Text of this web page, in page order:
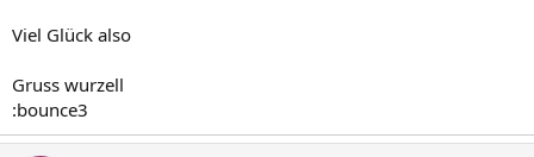
Viel Glück also
Gruss wurzell
:bounce3